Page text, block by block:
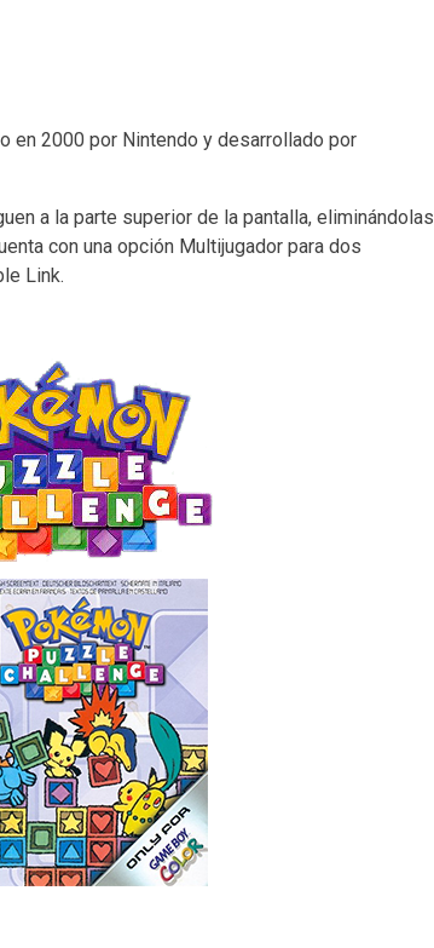
en 2000 por Nintendo y desarrollado por
a la parte superior de la pantalla, eliminándolas
con una opción Multijugador para dos
Link.